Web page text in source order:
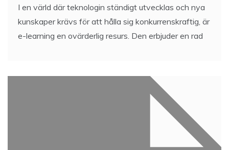
I en värld där teknologin ständigt utvecklas och nya
kunskaper krävs för att hålla sig konkurrenskraftig, är
e-learning en ovärderlig resurs. Den erbjuder en rad